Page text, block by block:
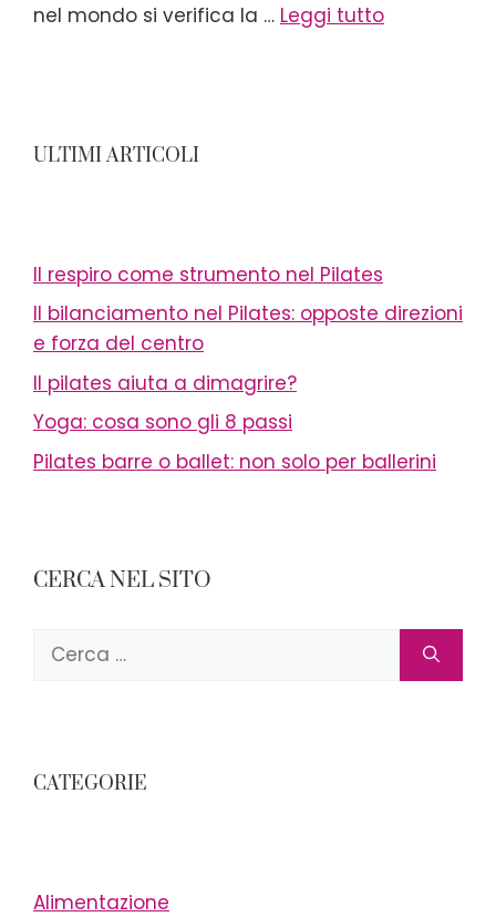
nel mondo si verifica la … Leggi tutto
ULTIMI ARTICOLI
Il respiro come strumento nel Pilates
Il bilanciamento nel Pilates: opposte direzioni
e forza del centro
Il pilates aiuta a dimagrire?
Yoga: cosa sono gli 8 passi
Pilates barre o ballet: non solo per ballerini
CERCA NEL SITO
Ricerca
CATEGORIE
Alimentazione